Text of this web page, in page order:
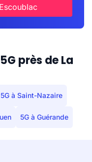
près de La
5G à Saint-Nazaire
5G à Guérande